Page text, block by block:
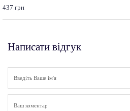
437 грн
Написати відгук